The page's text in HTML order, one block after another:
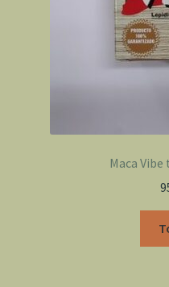
Maca